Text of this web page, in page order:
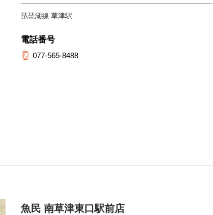
琵琶湖線 草津駅
電話番号
077-565-8488
魚民 南草津東口駅前店